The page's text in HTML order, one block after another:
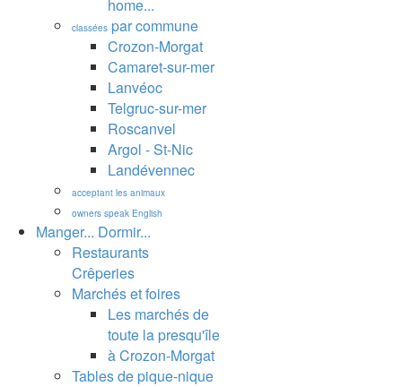
home...
classées par commune
Crozon-Morgat
Camaret-sur-mer
Lanvéoc
Telgruc-sur-mer
Roscanvel
Argol - St-Nic
Landévennec
acceptant les animaux
owners speak English
Manger... Dormir...
Restaurants
Crêperies
Marchés et foires
Les marchés de
toute la presqu'île
à Crozon-Morgat
Tables de pique-nique